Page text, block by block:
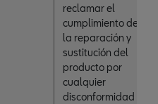
reclamar el
cumplimiento de
la reparación y
sustitución del
producto por
cualquier
disconformidad